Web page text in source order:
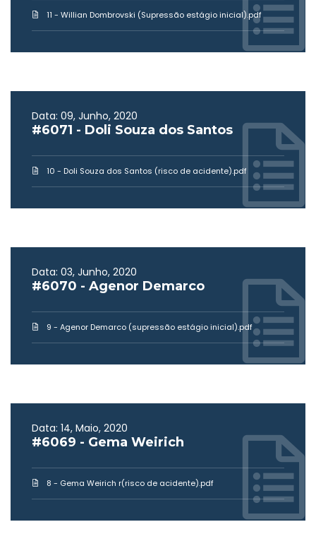
11 - Willian Dombrovski (Supressão estágio inicial).pdf
Data: 09, Junho, 2020
#6071 - Doli Souza dos Santos
10 - Doli Souza dos Santos (risco de acidente).pdf
Data: 03, Junho, 2020
#6070 - Agenor Demarco
9 - Agenor Demarco (supressão estágio inicial).pdf
Data: 14, Maio, 2020
#6069 - Gema Weirich
8 - Gema Weirich r(risco de acidente).pdf